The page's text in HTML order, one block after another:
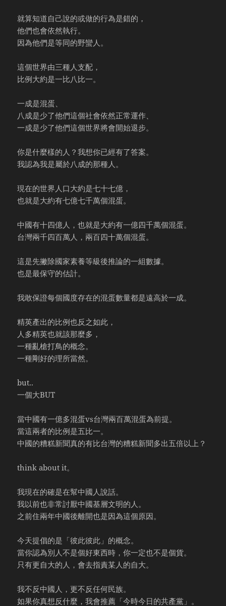
就算知道自己說的或做的行為是錯的，
他們也會依然執行。
因為他們是等同的野蠻人。
這個世界由三種人支配，
比例大約是一比八比一。
一成是混蛋、
八成是少了他們這個社會依然正常運作、
一成是少了他們這個世界將會開始退步。
你是什麼樣的人？我想你已經有了答案。
我認為我是屬於八成的那種人。
現在的世界人口大約是七十七億，
也就是大約有七億七千萬個混蛋。
中國有十四億人，也就是大約有一億四千萬個混蛋。
台灣兩千四百萬人，兩百四十萬個混蛋。
這是先撇除國家素養等級後推論的一組數據。
也是最保守的估計。
我敢保證每個國度存在的混蛋數量都是遠高於一成。
精英產出的比例也反之如此，
人多精英也就該那麼多，
一種亂槍打鳥的概念。
一種剛好的理所當然。
but..
一個大BUT
當中國有一億多混蛋vs台灣兩百萬混蛋為前提。
當這兩者的比例是五比一。
中國的糟糕新聞真的有比台灣的糟糕新聞多出五倍以上？
think about it。
我現在的確是在幫中國人說話。
我以前也非常討厭中國基層文明的人。
之前住兩年中國後離開也是因為這個原因。
今天提倡的是「彼此彼此」的概念。
當你認為別人不是個好東西時，你一定也不是個貨。
只有更自大的人，會去指責某人的自大。
我不反中國人，更不反任何民族。
如果你真想反什麼，我會推薦「今時今日的共產黨」。